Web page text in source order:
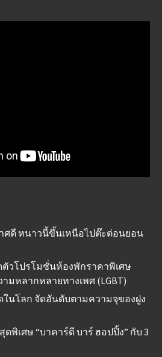
ศดี หนาวนี้ขึ้นเหนือไปต๊ะต่อนยอน
ตัวโปรโมชั่นห้องพักราคาพิเศษ
หลากหลายทางเพศ (LGBT)
นโลก จัดอันดับตามความจุของฝูง
พิเศษ “บาคาร์ดี บาร์ ฮอปปิ้ง” กับ 3